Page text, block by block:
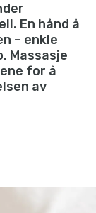
En hånd å
– enkle
Massasje
for å
av